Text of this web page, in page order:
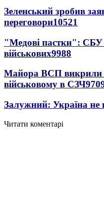
Зеленський зробив
переговори10521
"Медові пастки": СБУ
військових9988
Майора ВСП викрили
військовому в СЗЧ
Залужний: Україна
Читати коментарі